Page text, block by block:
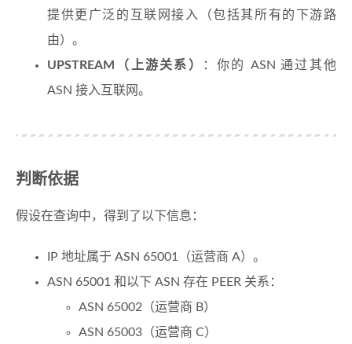
提供更广泛的互联网接入（包括其所有的下游路
由）。
UPSTREAM（上游关系）
：你的 ASN 通过其他
ASN 接入互联网。
判断依据
假设在查询中，得到了以下信息：
IP 地址属于 ASN 65001（运营商 A）。
ASN 65001 和以下 ASN 存在 PEER 关系：
ASN 65002（运营商 B）
ASN 65003（运营商 C）